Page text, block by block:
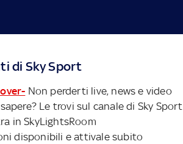
di Sky Sport
Non perderti live, news e video
Le trovi sul canale di Sky Sport
in SkyLightsRoom
disponibili e attivale subito